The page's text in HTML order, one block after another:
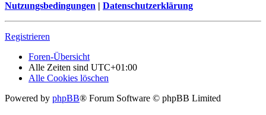
Nutzungsbedingungen | Datenschutzerklärung
Registrieren
Foren-Übersicht
Alle Zeiten sind UTC+01:00
Alle Cookies löschen
Powered by phpBB® Forum Software © phpBB Limited